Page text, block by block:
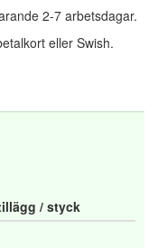
2-7 arbetsdagar.
eller Swish.
/ styck